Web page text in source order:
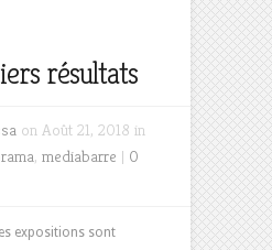
résultats
on Août 21, 2018 in
, mediabarre | 0
expositions sont